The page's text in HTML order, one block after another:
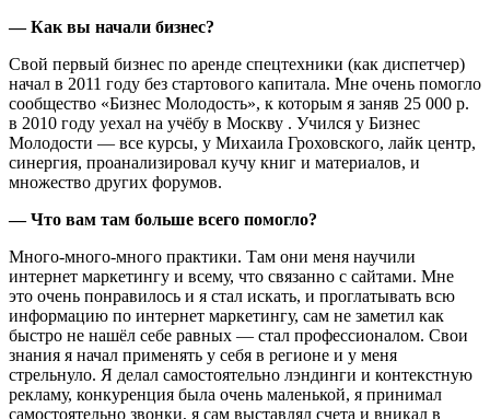
— Как вы начали бизнес?
Свой первый бизнес по аренде спецтехники (как диспетчер)
начал в 2011 году без стартового капитала. Мне очень помогло
сообщество «Бизнес Молодость», к которым я заняв 25 000 р.
в 2010 году уехал на учёбу в Москву . Учился у Бизнес
Молодости — все курсы, у Михаила Гроховского, лайк центр,
синергия, проанализировал кучу книг и материалов, и
множество других форумов.
— Что вам там больше всего помогло?
Много-много-много практики. Там они меня научили
интернет маркетингу и всему, что связанно с сайтами. Мне
это очень понравилось и я стал искать, и проглатывать всю
информацию по интернет маркетингу, сам не заметил как
быстро не нашёл себе равных — стал профессионалом. Свои
знания я начал применять у себя в регионе и у меня
стрельнуло. Я делал самостоятельно лэндинги и контекстную
рекламу, конкуренция была очень маленькой, я принимал
самостоятельно звонки, я сам выставлял счета и вникал в